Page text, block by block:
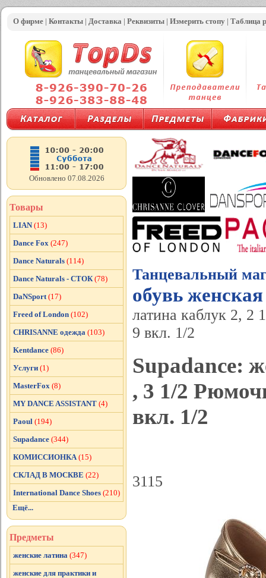
О фирме | Контакты | Доставка | Реквизиты | Измерить стопу | Таблица
Танцевальный
обувь
латина каблук 2, 2
9 вкл. 1/2
Supadance:
, 3 1/2
вкл. 1/2
3115
Обновлено 07.08.2026
Товары
LIAN (13)
Dance Fox (247)
Dance Naturals (114)
Dance Naturals - СТОК (78)
DaNSport (17)
Freed of London (102)
CHRISANNE одежда (103)
Kentdance (86)
Услуги (1)
MasterFox (8)
MY DANCE ASSISTANT (4)
Paoul (194)
Supadance (344)
КОМИССИОНКА (15)
СКЛАД В МОСКВЕ (22)
International Dance Shoes (210)
Ещё...
Предметы
женские латина (347)
женские для практики и